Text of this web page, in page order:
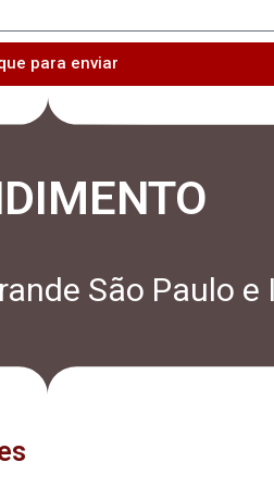
para enviar
São Paulo e